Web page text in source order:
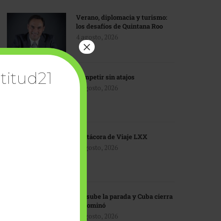
Verano, diplomacia y turismo:
los desafíos de Quintana Roo
4 agosto, 2026
Competir sin atajos
4 agosto, 2026
Bitácora de Viaje LXX
3 agosto, 2026
EU sube la parada y Cuba cierra
el dominó
3 agosto, 2026
×